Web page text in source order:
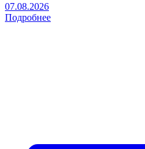
07.08.2026
Подробнее